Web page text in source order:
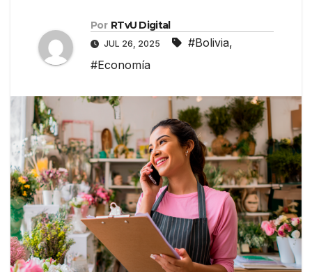
Por RTvU Digital
JUL 26, 2025 #Bolivia,
#Economía